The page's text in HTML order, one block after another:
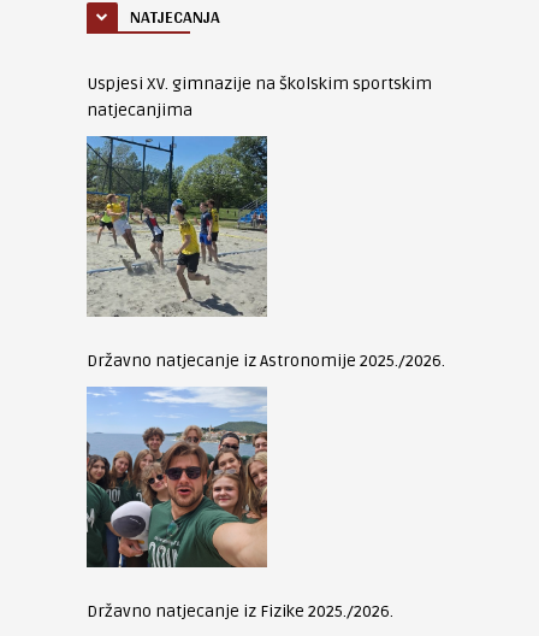
NATJECANJA
Uspjesi XV. gimnazije na školskim sportskim
natjecanjima
Državno natjecanje iz Astronomije 2025./2026.
Državno natjecanje iz Fizike 2025./2026.